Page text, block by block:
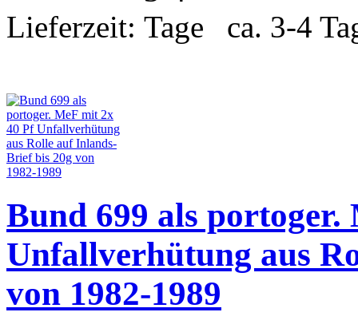
Lieferzeit: ca. 3-4
Bund 699 als portoger.
Unfallverhütung aus
von 1982-1989